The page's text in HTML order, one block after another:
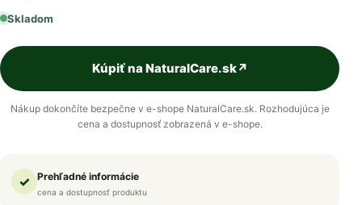
Skladom
Kúpiť na NaturalCare.sk↗
Nákup dokončíte bezpečne v e-shope NaturalCare.sk. Rozhodujúca je
cena a dostupnosť zobrazená v e-shope.
✓ Prehľadné informácie
cena a dostupnosť produktu